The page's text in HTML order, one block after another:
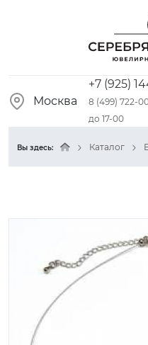
Москва
+7 (925)
8 (499) 722-
до 17-00
Вы здесь: Каталог